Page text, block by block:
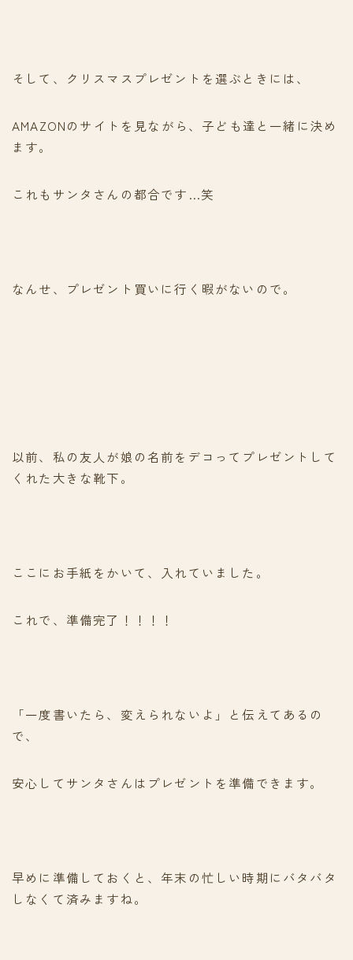
そして、クリスマスプレゼントを選ぶときには、
AMAZONのサイトを見ながら、子ども達と一緒に決め
ます。
これもサンタさんの都合です…笑
なんせ、プレゼント買いに行く暇がないので。
以前、私の友人が娘の名前をデコってプレゼントして
くれた大きな靴下。
ここにお手紙をかいて、入れていました。
これで、準備完了！！！！
「一度書いたら、変えられないよ」と伝えてあるの
で、
安心してサンタさんはプレゼントを準備できます。
早めに準備しておくと、年末の忙しい時期にバタバタ
しなくて済みますね。